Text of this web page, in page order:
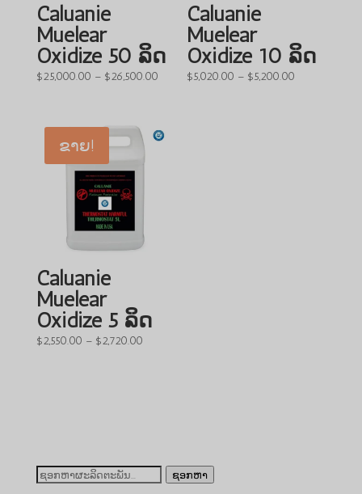
Caluanie
Muelear
Oxidize 50 ລິດ
$25,000.00 – $26,500.00ຊ່ວງ
ຫາ
Caluanie
Muelear
Oxidize 10 ລິດ
$5,020.00 – $5,200.00
ຂາຍ!
Caluanie
Muelear
Oxidize 5 ລິດ
$2,550.00 – $2,720.00ຊ່ວງ
ຊອກ
ຊອກຫາ